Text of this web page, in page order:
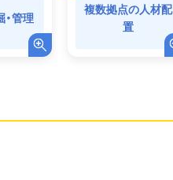
管理
複数拠点の人材配
置